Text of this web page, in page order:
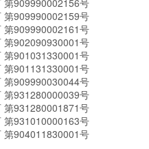
第909990002156号
第909990002159号
第909990002161号
第902090930001号
第901031330001号
第901131330001号
第909990030044号
第931280000039号
第931280001871号
第931010000163号
第904011830001号